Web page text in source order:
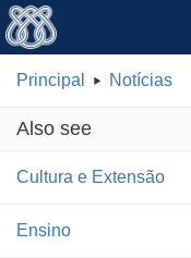
Principal Notícias
Also see
Cultura e Extensão
Ensino